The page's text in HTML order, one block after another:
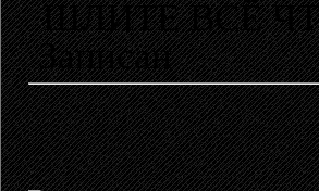
ШЛИТЕ ВСЁ
Записан